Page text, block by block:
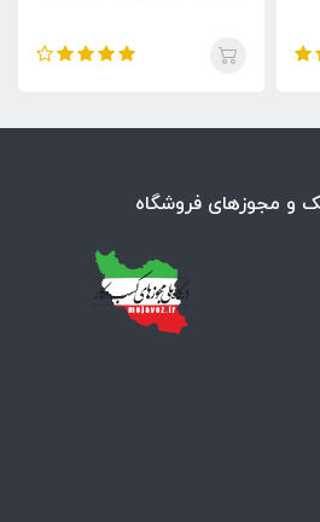
و مجوزهای فروشگاه